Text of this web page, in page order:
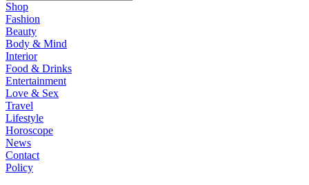
Shop
Fashion
Beauty
Body & Mind
Interior
Food & Drinks
Entertainment
Love & Sex
Travel
Lifestyle
Horoscope
News
Contact
Policy